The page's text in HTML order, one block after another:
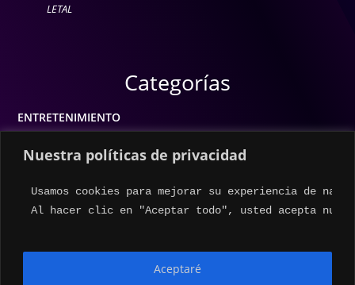
Nuestra políticas de privacidad
Usamos cookies para mejorar su experiencia de
Al hacer clic en "Aceptar todo", usted acepta
Aceptaré
LETAL
Categorías
ENTRETENIMIENTO
ESTILO DE VIDA